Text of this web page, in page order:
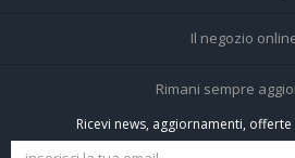
Home
Tutti i cani
Il negozio
Negozio per
Spedizioni e
Rimani sempre
Ricevi news, aggiornamenti,